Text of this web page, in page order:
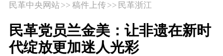
民革中央网站>> 稿件上传 >> 民革浙江
民革党员兰金美：让非遗在新时
代绽放更加迷人光彩